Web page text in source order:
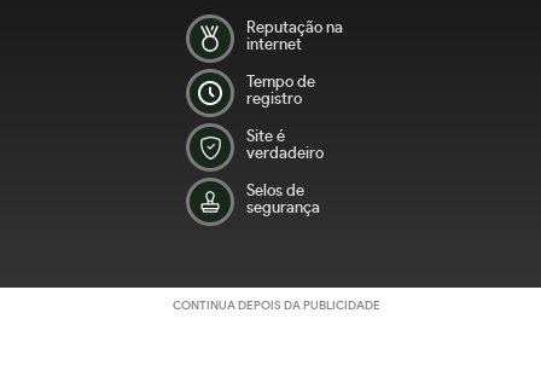
Reputação na
internet
Tempo de
registro
Site é
verdadeiro
Selos de
segurança
CONTINUA DEPOIS DA PUBLICIDADE